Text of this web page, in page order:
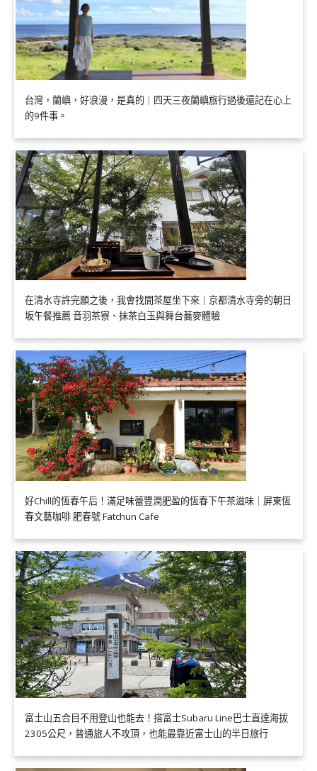
台灣，蘭嶼，好浪漫，是真的｜四天三夜蘭嶼旅行過後還記在心上
的9件事。
在清水寺許完願之後，我會找間茶屋坐下來｜京都清水寺旁的朝日
坂午餐推薦 音羽茶寮、抹茶白玉與舞台蕎麥體驗
好Chill的恆春午后！滿足味蕾豐潤肥盈的恆春下午茶滋味｜屏東恆
春文藝咖啡 肥春號 Fatchun Cafe
富士山五合目不用登山也能去！搭富士Subaru Line巴士直達海拔
2305公尺，普通旅人不攻頂，也能最靠近富士山的半日旅行